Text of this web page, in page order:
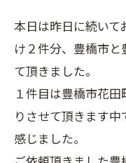
本日は昨日に続いて
け２件分、豊橋市
て頂きました。
１件目は豊橋市花
りさせて頂きます
感じました。